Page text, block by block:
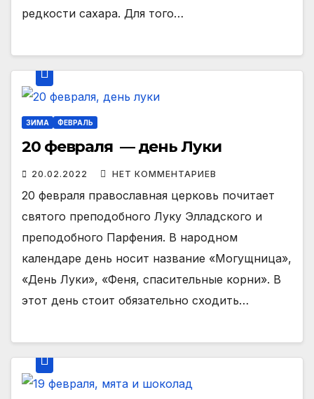
редкости сахара. Для того…
ЗИМА ФЕВРАЛЬ
20 февраля — день Луки
20.02.2022 НЕТ КОММЕНТАРИЕВ
20 февраля православная церковь почитает
святого преподобного Луку Элладского и
преподобного Парфения. В народном
календаре день носит название «Могущница»,
«День Луки», «Феня, спасительные корни». В
этот день стоит обязательно сходить…